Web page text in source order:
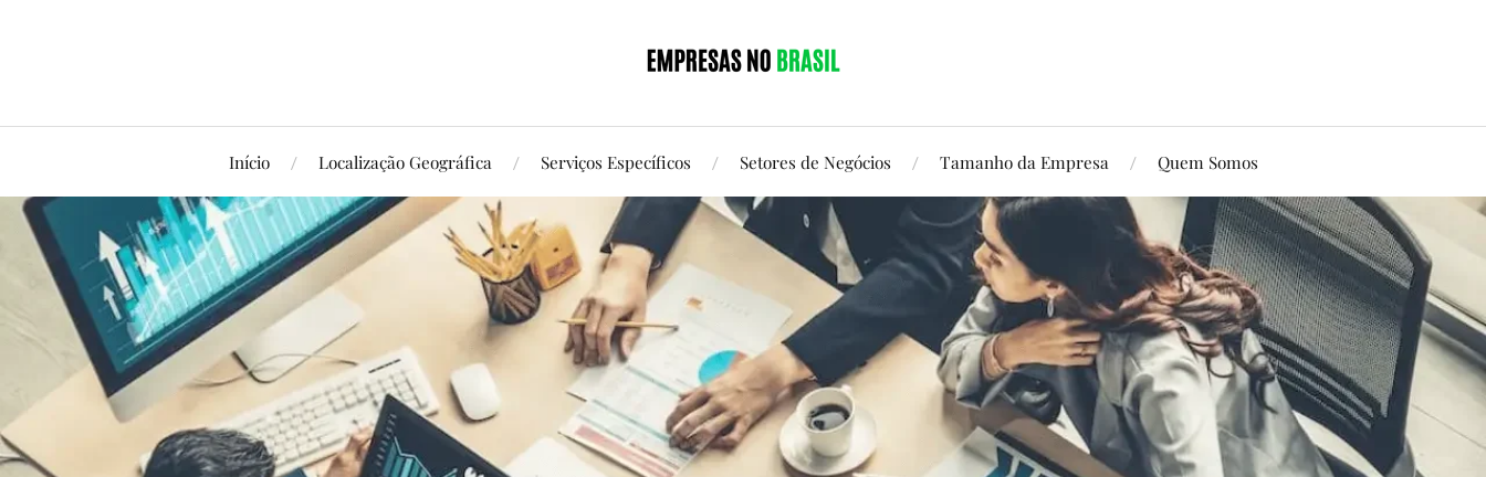
Início Localização Geográfica Serviços Específicos Setores de Negócios Tamanho da Empresa Quem Somos